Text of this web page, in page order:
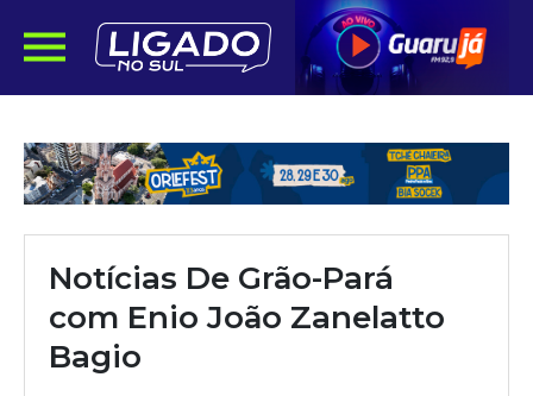
Notícias De Grão-Pará
com Enio João Zanelatto
Bagio